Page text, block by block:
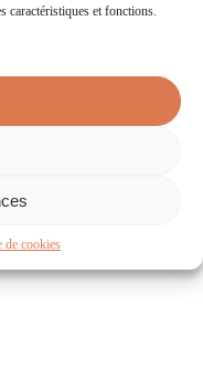
caractéristiques et fonctions.
de cookies